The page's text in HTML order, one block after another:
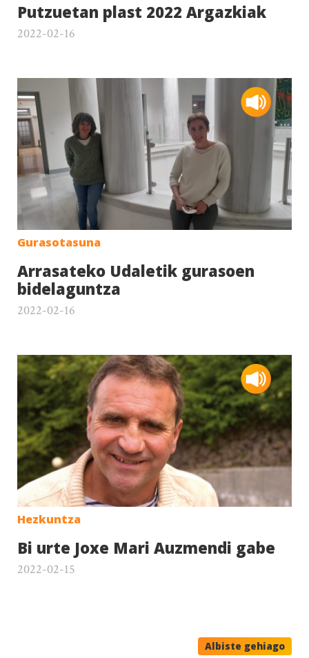
Putzuetan plast 2022 Argazkiak
2022-02-16
Gurasotasuna
Arrasateko Udaletik gurasoen
bidelaguntza
2022-02-16
Hezkuntza
Bi urte Joxe Mari Auzmendi gabe
2022-02-15
Albiste gehiago